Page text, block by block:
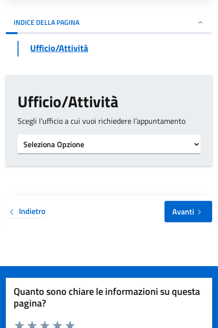
INDICE DELLA PAGINA
Ufficio/Attività
Ufficio/Attività
Scegli l’ufficio a cui vuoi richiedere l’appuntamento
Indietro Avanti
Quanto sono chiare le informazioni su questa
pagina?
Valuta da 1 a 5 stelle la pagina